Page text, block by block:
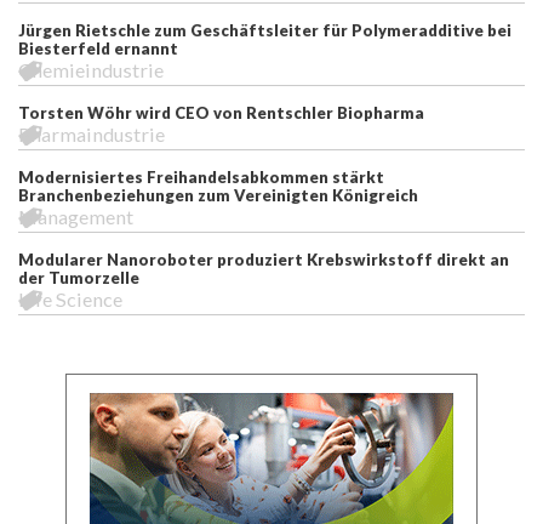
Jürgen Rietschle zum Geschäftsleiter für Polymeradditive bei
Biesterfeld ernannt
Chemieindustrie
Torsten Wöhr wird CEO von Rentschler Biopharma
Pharmaindustrie
Modernisiertes Freihandelsabkommen stärkt
Branchenbeziehungen zum Vereinigten Königreich
Management
Modularer Nanoroboter produziert Krebswirkstoff direkt an
der Tumorzelle
Life Science